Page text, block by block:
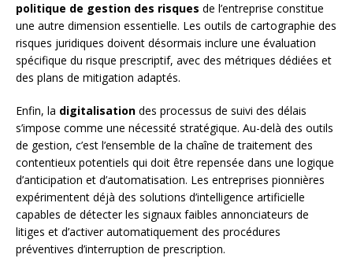
politique de gestion des risques de l’entreprise constitue
une autre dimension essentielle. Les outils de cartographie des
risques juridiques doivent désormais inclure une évaluation
spécifique du risque prescriptif, avec des métriques dédiées et
des plans de mitigation adaptés.
Enfin, la digitalisation des processus de suivi des délais
s’impose comme une nécessité stratégique. Au-delà des outils
de gestion, c’est l’ensemble de la chaîne de traitement des
contentieux potentiels qui doit être repensée dans une logique
d’anticipation et d’automatisation. Les entreprises pionnières
expérimentent déjà des solutions d’intelligence artificielle
capables de détecter les signaux faibles annonciateurs de
litiges et d’activer automatiquement des procédures
préventives d’interruption de prescription.